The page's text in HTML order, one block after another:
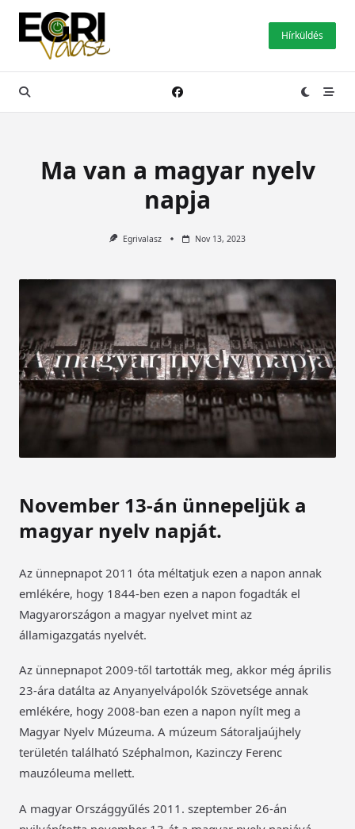
Skip
content
Hírküldés
Ma van a magyar nyelv
napja
Egrivalasz Nov 13, 2023
November 13-án ünnepeljük a
magyar nyelv napját.
Az ünnepnapot 2011 óta méltatjuk ezen a napon annak
emlékére, hogy 1844-ben ezen a napon fogadták el
Magyarországon a magyar nyelvet mint az
államigazgatás nyelvét.
Az ünnepnapot 2009-től tartották meg, akkor még április
23-ára datálta az Anyanyelvápolók Szövetsége annak
emlékére, hogy 2008-ban ezen a napon nyílt meg a
Magyar Nyelv Múzeuma. A múzeum Sátoraljaújhely
területén található Széphalmon, Kazinczy Ferenc
mauzóleuma mellett.
A magyar Országgyűlés 2011. szeptember 26-án